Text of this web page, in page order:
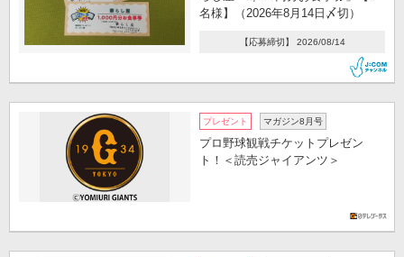
名様】（2026年8月14日〆切）
【応募締切】 2026/08/14
プレゼント マガジン8月号
プロ野球観戦チケットプレゼン
ト！＜読売ジャイアンツ＞